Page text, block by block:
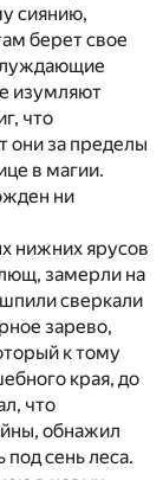
сиянию,
берет свое
изумляют
что
они за пределы
в магии.
ни
нижних ярусов
замерли на
сверкали
зарево,
к тому
края, до
что
обнажил
сень леса.